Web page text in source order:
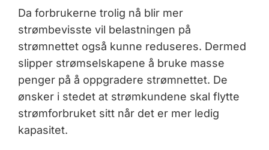
Da forbrukerne trolig nå blir mer
strømbevisste vil belastningen på
strømnettet også kunne reduseres. Dermed
slipper strømselskapene å bruke masse
penger på å oppgradere strømnettet. De
ønsker i stedet at strømkundene skal flytte
strømforbruket sitt når det er mer ledig
kapasitet.